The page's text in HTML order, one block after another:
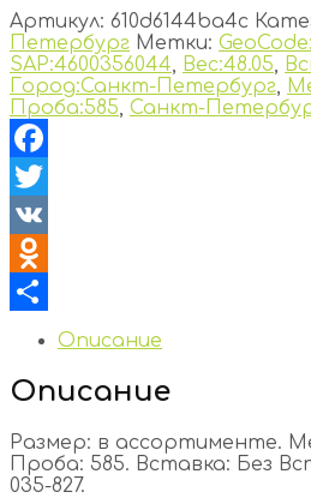
Артикул: 610d6144ba4c
Петербург Метки:
SAP:4600356044, Вес:48.05,
Город:Санкт-Петербург,
Проба:585, Санкт-
Facebook
Twitter
VK
Odnoklassniki
Отправить
Описание
Описание
Размер: в ассортименте.
Проба: 585. Вставка: Без
035-827.